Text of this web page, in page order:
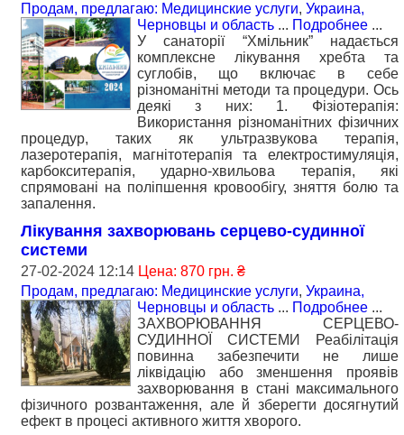
Продам, предлагаю: Медицинские услуги, Украина,
Черновцы и область ... Подробнее ...
У санаторії “Хмільник” надається
комплексне лікування хребта та
суглобів, що включає в себе
різноманітні методи та процедури. Ось
деякі з них: 1. Фізіотерапія:
Використання різноманітних фізичних
процедур, таких як ультразвукова терапія,
лазеротерапія, магнітотерапія та електростимуляція,
карбокситерапія, ударно-хвильова терапія, які
спрямовані на поліпшення кровообігу, зняття болю та
запалення.
Лікування захворювань серцево-судинної
системи
27-02-2024 12:14 Цена: 870 грн. ₴
Продам, предлагаю: Медицинские услуги, Украина,
Черновцы и область ... Подробнее ...
ЗАХВОРЮВАННЯ СЕРЦЕВО-
СУДИННОЇ СИСТЕМИ Реабілітація
повинна забезпечити не лише
ліквідацію або зменшення проявів
захворювання в стані максимального
фізичного розвантаження, але й зберегти досягнутий
ефект в процесі активного життя хворого.